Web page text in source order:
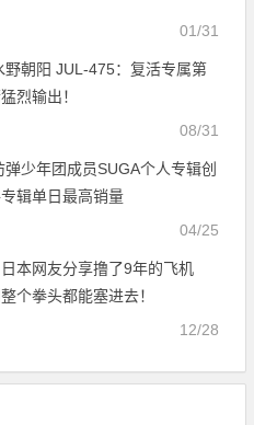
01/31
野朝阳 JUL-475：复活专属第
烈输出！
08/31
弹少年团成员SUGA个人专辑创
辑单日最高销量
04/25
日本网友分享撸了9年的飞机
个拳头都能塞进去！
12/28